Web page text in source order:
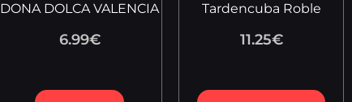
DONA DOLCA VALENCIA
6.99€
Tardencuba Roble
11.25€